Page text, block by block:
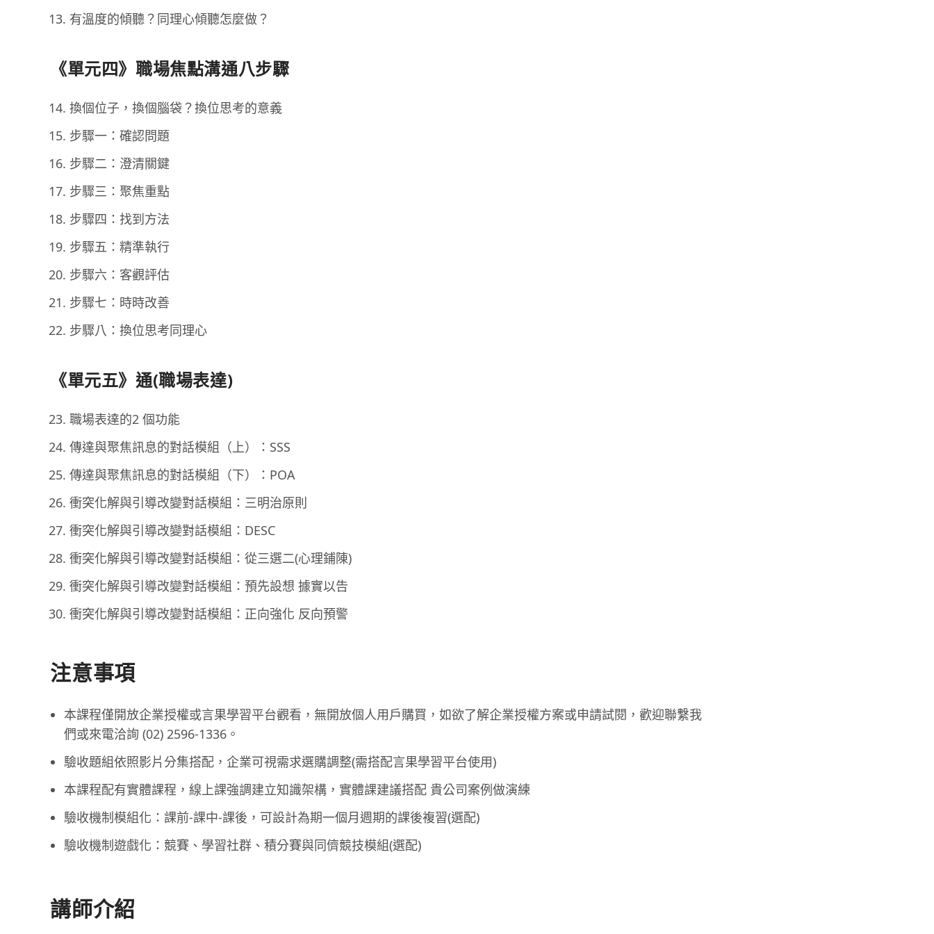
有溫度的傾聽？同理心傾聽怎麼做？
《單元四》職場焦點溝通八步驟
換個位子，換個腦袋？換位思考的意義
步驟一：確認問題
步驟二：澄清關鍵
步驟三：聚焦重點
步驟四：找到方法
步驟五：精準執行
步驟六：客觀評估
步驟七：時時改善
步驟八：換位思考同理心
《單元五》通(職場表達)
職場表達的2 個功能
傳達與聚焦訊息的對話模組（上）：SSS
傳達與聚焦訊息的對話模組（下）：POA
衝突化解與引導改變對話模組：三明治原則
衝突化解與引導改變對話模組：DESC
衝突化解與引導改變對話模組：從三選二(心理鋪陳)
衝突化解與引導改變對話模組：預先設想 據實以告
衝突化解與引導改變對話模組：正向強化 反向預警
注意事項
本課程僅開放企業授權或言果學習平台觀看，無開放個人用戶購買，如欲了解企業授權方案或申請試閱，歡迎聯繫我
們或來電洽詢 (02) 2596-1336。
驗收題組依照影片分集搭配，企業可視需求選購調整(需搭配言果學習平台使用)
本課程配有實體課程，線上課強調建立知識架構，實體課建議搭配 貴公司案例做演練
驗收機制模組化：課前-課中-課後，可設計為期一個月週期的課後複習(選配)
驗收機制遊戲化：競賽、學習社群、積分賽與同儕競技模組(選配)
講師介紹